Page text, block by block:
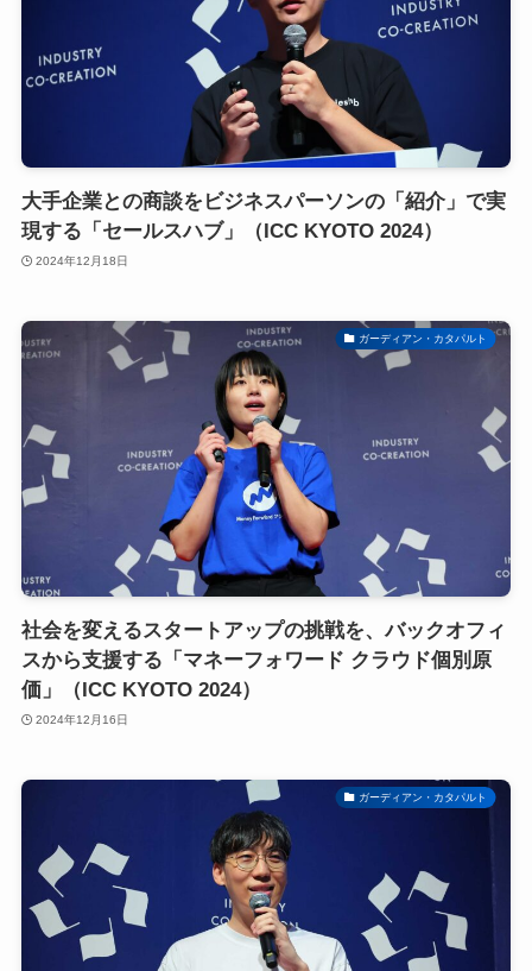
大手企業との商談をビジネスパーソンの「紹介」で実
現する「セールスハブ」（ICC KYOTO 2024）
2024年12月18日
ガーディアン・カタパルト
社会を変えるスタートアップの挑戦を、バックオフィ
スから支援する「マネーフォワード クラウド個別原
価」（ICC KYOTO 2024）
2024年12月16日
ガーディアン・カタパルト